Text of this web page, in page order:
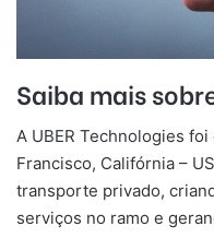
Saiba mais
A UBER Technologies
Francisco, Califórnia –
transporte privado,
serviços no ramo e